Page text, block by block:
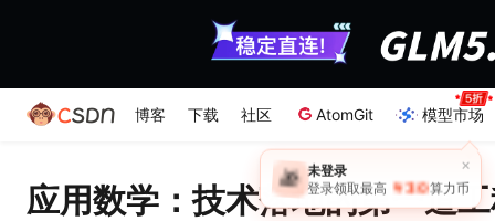
博客 下载 社区 AtomGit 模型市场
应用数学：技术落地的第一道